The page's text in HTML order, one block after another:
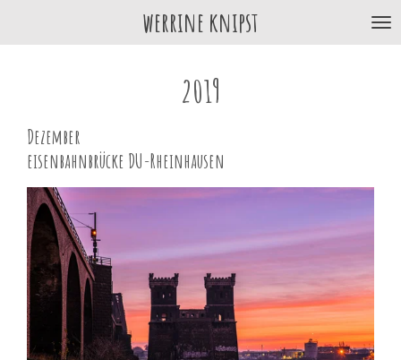
werrine knipst
2019
Dezember
eisenbahnbrücke DU-Rheinhausen